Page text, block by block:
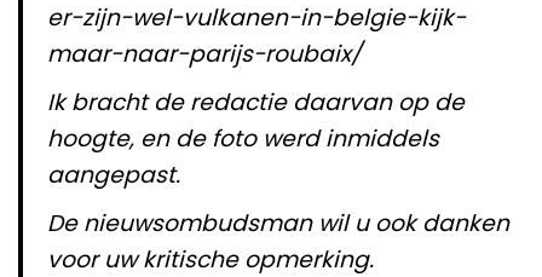
er-zijn-wel-vulkanen-in-belgie-kijk-
maar-naar-parijs-roubaix/
Ik bracht de redactie daarvan op de
hoogte, en de foto werd inmiddels
aangepast.
De nieuwsombudsman wil u ook danken
voor uw kritische opmerking.